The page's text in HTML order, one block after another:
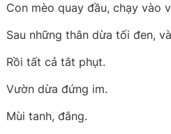
Con mèo quay đầu, chạy vào
Sau những thân dừa tối đen,
Rồi tất cả tắt phụt.
Vườn dừa đứng im.
Mùi tanh, đắng.